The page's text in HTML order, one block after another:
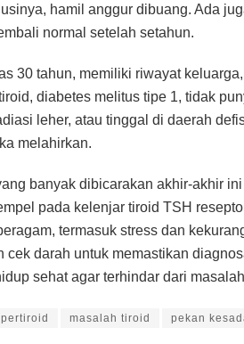
hamil anggur dibuang. Ada
normal setelah setahun.
30 tahun, memiliki riwayat
diabetes melitus tipe 1, tidak
leher, atau tinggal di daerah
melahirkan.
banyak dibicarakan akhir-akhir
pada kelenjar tiroid TSH
termasuk stress dan
cek darah untuk memastikan
sehat agar terhindar dari
masalah tiroid pekan